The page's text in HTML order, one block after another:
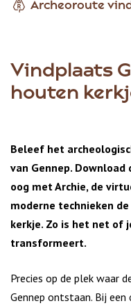
Archeoroute
Vindplaats
houten
Beleef het
van Gennep.
oog met Archie, de
moderne technieken
kerkje. Zo is het net of
transformeert.
Precies op de plek waar
Gennep ontstaan. Bij